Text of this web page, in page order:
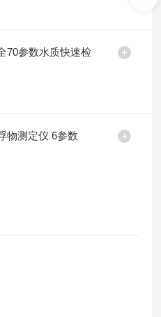
70参数水质快速检
物测定仪 6参数